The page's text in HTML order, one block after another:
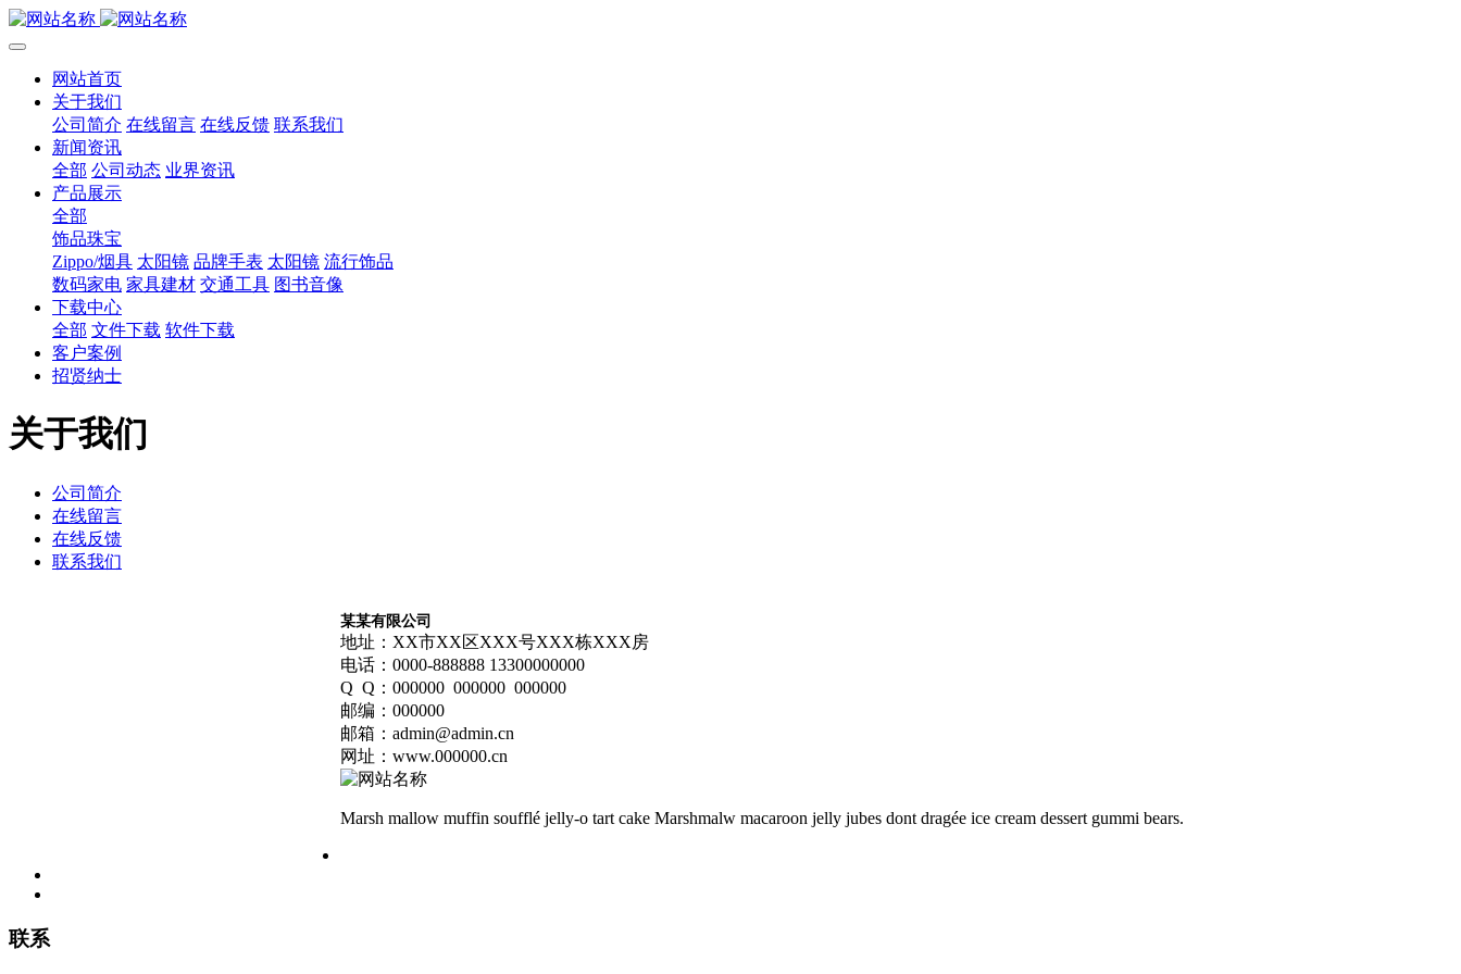
网站首页
关于我们
公司简介 在线留言 在线反馈 联系我们
新闻资讯
全部 公司动态 业界资讯
产品展示
全部
饰品珠宝
Zippo/烟具 太阳镜 品牌手表 太阳镜 流行饰品
数码家电 家具建材 交通工具 图书音像
下载中心
全部 文件下载 软件下载
客户案例
招贤纳士
关于我们
公司简介
在线留言
在线反馈
联系我们
某某有限公司
地址：XX市XX区XXX号XXX栋XXX房
电话：0000-888888 13300000000
Q Q：000000 000000 000000
邮编：000000
邮箱：admin@admin.cn
网址：www.000000.cn
Marsh mallow muffin soufflé jelly-o tart cake Marshmalw macaroon jelly jubes dont dragée ice cream dessert gummi bears.
联系